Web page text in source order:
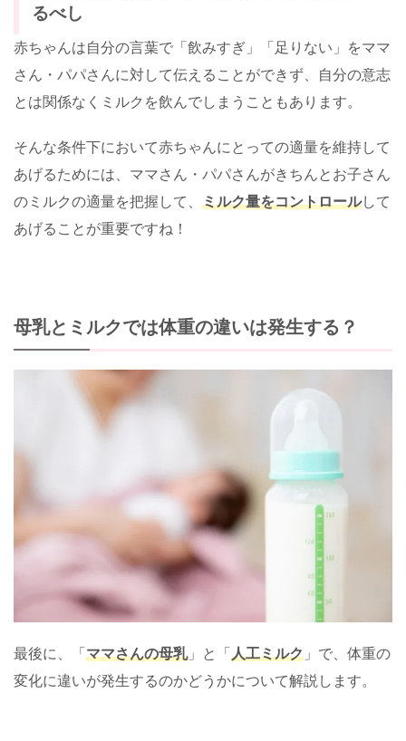
るべし
赤ちゃんは自分の言葉で「飲みすぎ」「足りない」をママ
さん・パパさんに対して伝えることができず、自分の意志
とは関係なくミルクを飲んでしまうこともあります。
そんな条件下において赤ちゃんにとっての適量を維持して
あげるためには、ママさん・パパさんがきちんとお子さん
のミルクの適量を把握して、 ミルク量をコントロールして
あげることが重要ですね！
母乳とミルクでは体重の違いは発生する？
最後に、「 ママさんの母乳」と「 人工ミルク 」で、体重の
変化に違いが発生するのかどうかについて解説します。